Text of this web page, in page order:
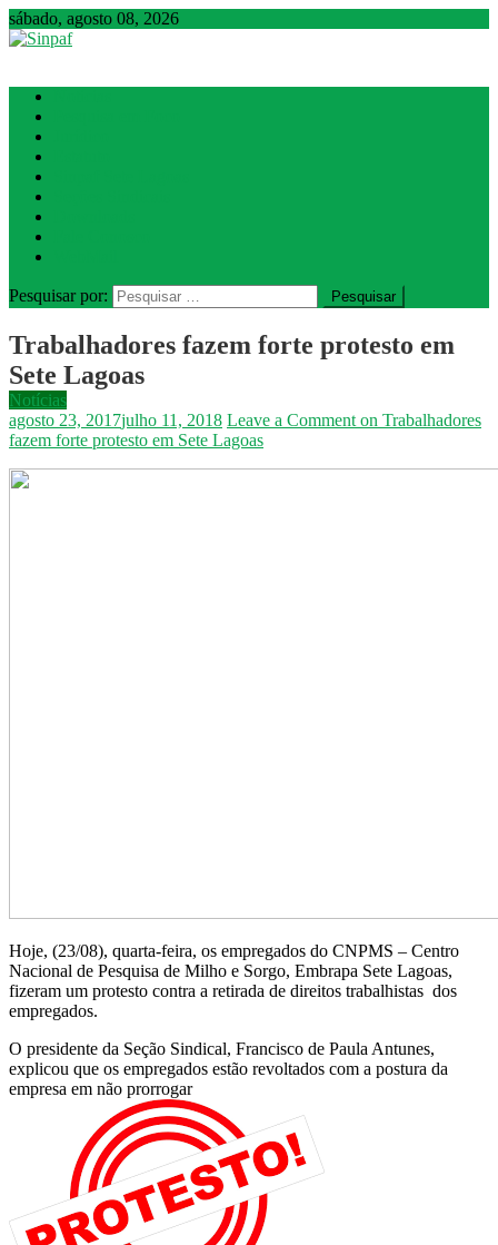
sábado, agosto 08, 2026
Pesquisar por:
Trabalhadores fazem forte protesto em
Sete Lagoas
Notícias
agosto 23, 2017julho 11, 2018 Leave a Comment on Trabalhadores
fazem forte protesto em Sete Lagoas
Hoje, (23/08), quarta-feira, os empregados do CNPMS – Centro
Nacional de Pesquisa de Milho e Sorgo, Embrapa Sete Lagoas,
fizeram um protesto contra a retirada de direitos trabalhistas dos
empregados.
O presidente da Seção Sindical, Francisco de Paula Antunes,
explicou que os empregados estão revoltados com a postura da
empresa em não prorrogar